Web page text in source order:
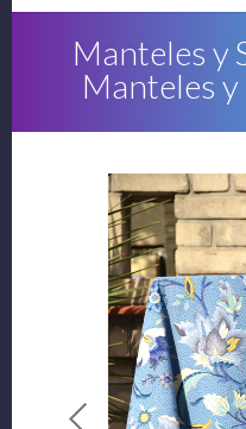
Manteles y
Manteles y